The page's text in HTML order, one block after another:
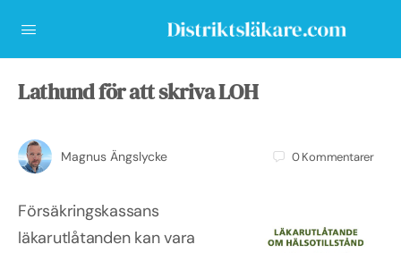
Lathund för att skriva LOH
Magnus Ängslycke 0Kommentarer
Försäkringskassans
läkarutlåtanden kan vara